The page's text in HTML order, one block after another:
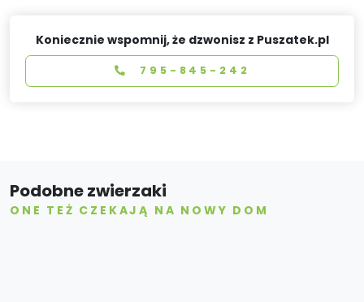
Koniecznie wspomnij, że dzwonisz z Puszatek.pl
795-845-242
Podobne zwierzaki
ONE TEŻ CZEKAJĄ NA NOWY DOM